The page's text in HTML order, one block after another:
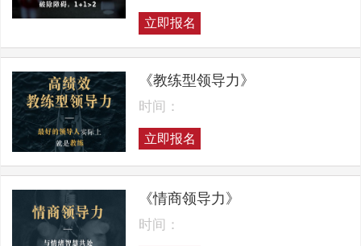
立即报名
《教练型领导力》
时间：
立即报名
《情商领导力》
时间：